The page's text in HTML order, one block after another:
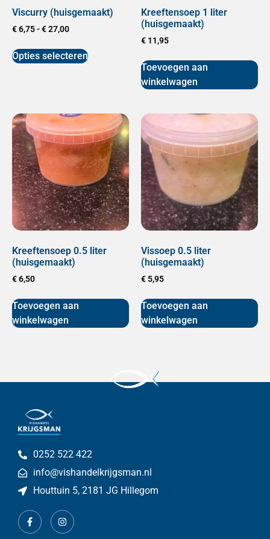
Viscurry (huisgemaakt)
€6,75-€27,00
Opties selecteren
Kreeftensoep 1 liter
(huisgemaakt)
€ 11,95
Toevoegen aan
winkelwagen
Kreeftensoep 0.5 liter
(huisgemaakt)
€6,50
Toevoegen aan
winkelwagen
Vissoep 0.5 liter
(huisgemaakt)
€ 5,95
Toevoegen aan
winkelwagen
0252 522 422
info@vishandelkrijgsman.nl
Houttuin 5, 2181 JG Hillegom